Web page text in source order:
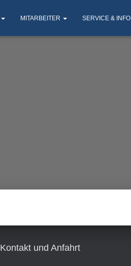
MITARBEITER SERVICE & INFO
Kontakt und Anfahrt